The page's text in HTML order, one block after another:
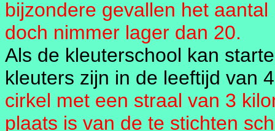
bijzondere gevallen het
doch nimmer lager dan 20.
Als de kleuterschool kan
kleuters zijn in de leeftijd van
cirkel met een straal van 3
plaats is van de te stichten